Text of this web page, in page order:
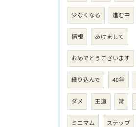
少なくなる 進む中
情報 あけまして
おめでとうございます
織り込んで 40年
ダメ 王道 常
ミニマム ステップ